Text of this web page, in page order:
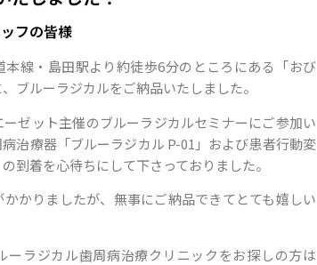
フの皆様
本線・島田駅より約徒歩6分のところにある「おび
ブルーラジカルをご納品いたしました。
ゼット主催のブルーラジカルセミナーにご参加い
治療器「ブルーラジカル P-01」および患者行動変
到着を心待ちにして下さっておりました。
かりましたが、無事にご納品できてとても嬉しい
ーラジカル歯周病治療クリニックをお探しの方は